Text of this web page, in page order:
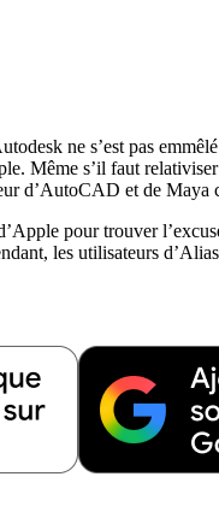
ne s’est pas
Même s’il faut
d’AutoCAD et de Maya
pour trouver
les utilisateurs